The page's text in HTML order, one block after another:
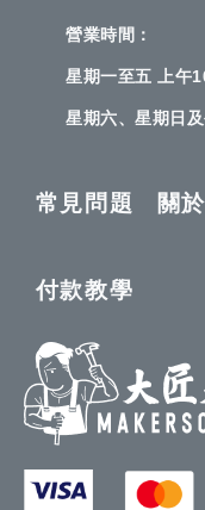
營業時間：
星期一至五 上午
星期六、星期日
常見問題 關
付款教學